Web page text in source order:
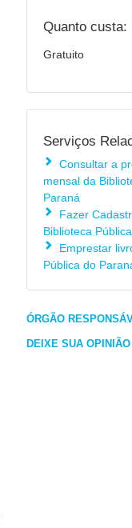
Quanto custa:
Gratuito
Serviços
Consultar a
mensal da
Paraná
Fazer
Biblioteca
Emprestar
Pública do
ÓRGÃO
DEIXE SUA OPINIÃO